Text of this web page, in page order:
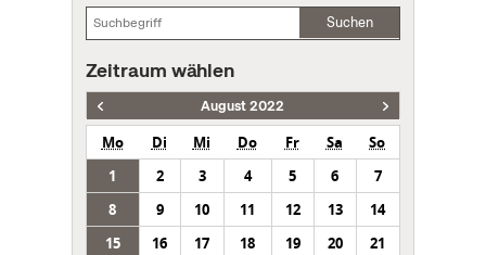
Suchen
Zeitraum wählen
August 2022
Mo Di Mi Do Fr Sa
So
1
2 3 4 5 6
7
8
9 10 11 12 13
14
15
16 17 18 19 20
21